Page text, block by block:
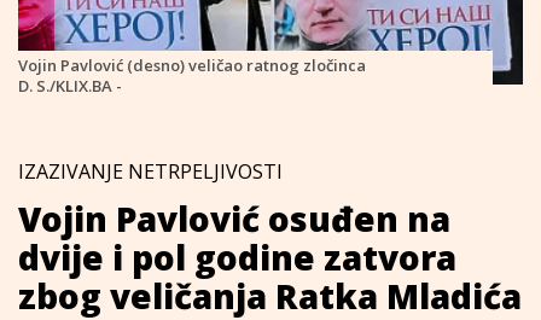
Vojin Pavlović (desno) veličao ratnog zločinca
D. S./KLIX.BA -
IZAZIVANJE NETRPELJIVOSTI
Vojin Pavlović osuđen na
dvije i pol godine zatvora
zbog veličanja Ratka Mladića